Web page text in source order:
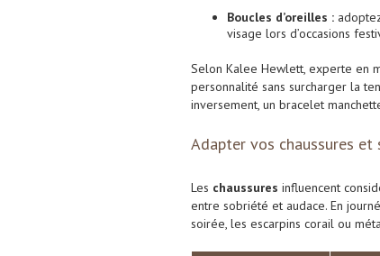
Boucles d’oreilles :
visage lors d’occasions
Selon Kalee Hewlett, experte en
personnalité sans surcharger la
inversement, un bracelet
Adapter vos chaussures
Les chaussures influencent
entre sobriété et audace. En
soirée, les escarpins corail ou